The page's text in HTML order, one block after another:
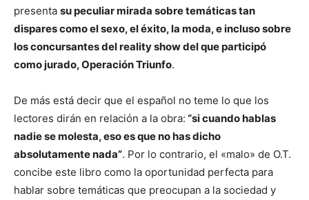
presenta su peculiar mirada sobre temáticas tan
dispares como el sexo, el éxito, la moda, e incluso sobre
los concursantes del reality show del que participó
como jurado, Operación Triunfo.
De más está decir que el español no teme lo que los
lectores dirán en relación a la obra: “si cuando hablas
nadie se molesta, eso es que no has dicho
absolutamente nada”. Por lo contrario, el «malo» de O.T.
concibe este libro como la oportunidad perfecta para
hablar sobre temáticas que preocupan a la sociedad y